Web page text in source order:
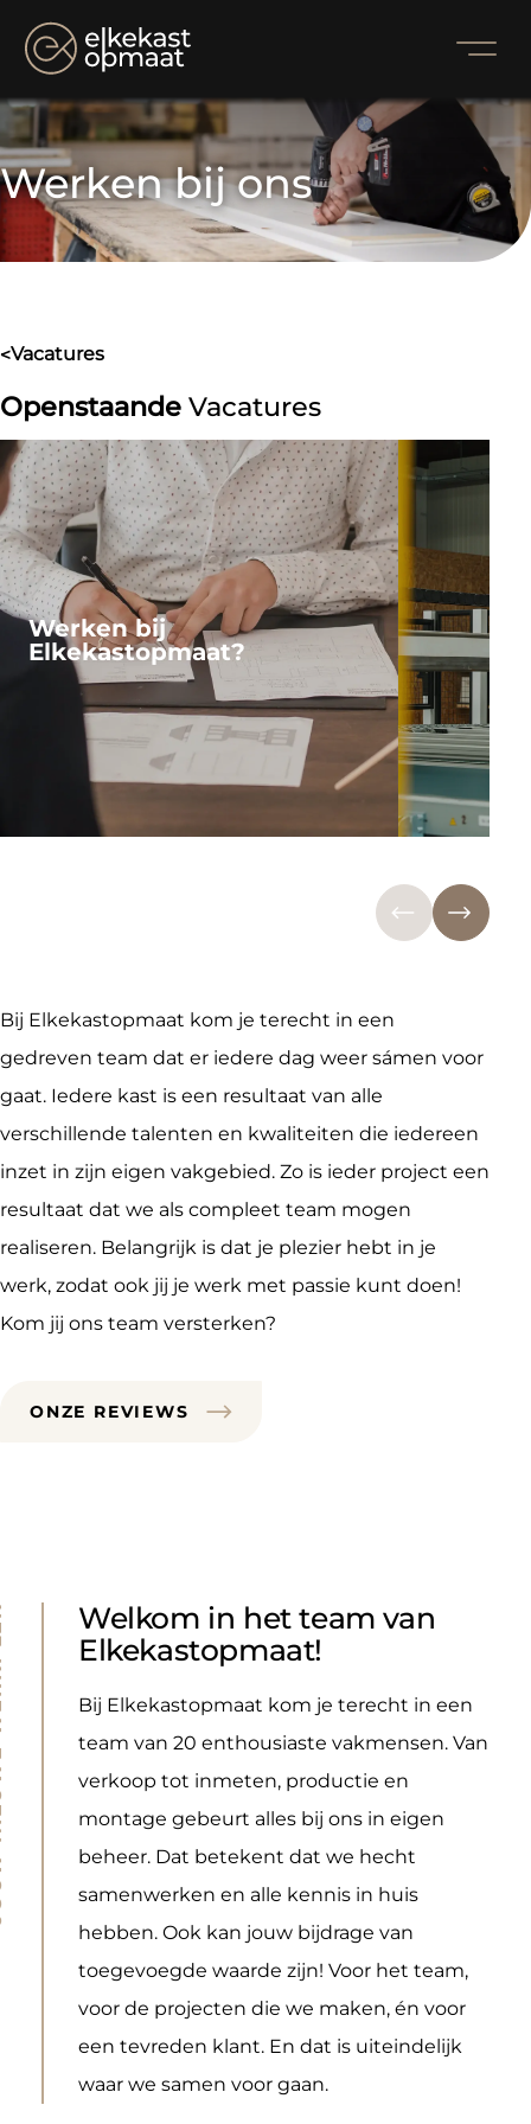
Werken bij ons
> vacatures
Openstaande Vacatures
Werken bij
Elkekastopmaat?
Bij Elkekastopmaat kom je terecht in een
gedreven team dat er iedere dag weer sámen voor
gaat. Iedere kast is een resultaat van alle
verschillende talenten en kwaliteiten die iedereen
inzet in zijn eigen vakgebied. Zo is ieder project een
resultaat dat we als compleet team mogen
realiseren. Belangrijk is dat je plezier hebt in je
werk, zodat ook jij je werk met passie kunt doen!
Kom jij ons team versterken?
ONZE REVIEWS
Welkom in het team van
Elkekastopmaat!
Bij Elkekastopmaat kom je terecht in een
team van 20 enthousiaste vakmensen. Van
verkoop tot inmeten, productie en
montage gebeurt alles bij ons in eigen
beheer. Dat betekent dat we hecht
samenwerken en alle kennis in huis
hebben. Ook kan jouw bijdrage van
toegevoegde waarde zijn! Voor het team,
voor de projecten die we maken, én voor
een tevreden klant. En dat is uiteindelijk
waar we samen voor gaan.